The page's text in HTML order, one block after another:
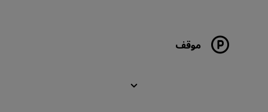
موقف